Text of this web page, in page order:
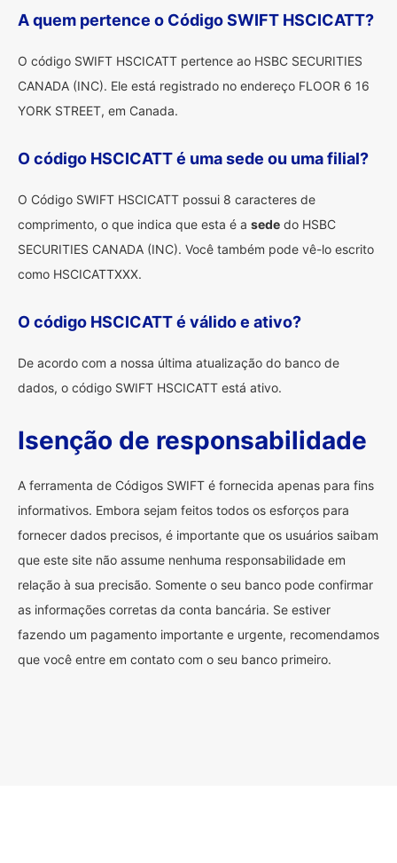
A quem pertence o Código SWIFT HSCICATT?
O código SWIFT HSCICATT pertence ao HSBC SECURITIES
CANADA (INC). Ele está registrado no endereço FLOOR 6 16
YORK STREET, em Canada.
O código HSCICATT é uma sede ou uma filial?
O Código SWIFT HSCICATT possui 8 caracteres de
comprimento, o que indica que esta é a sede do HSBC
SECURITIES CANADA (INC). Você também pode vê-lo escrito
como HSCICATTXXX.
O código HSCICATT é válido e ativo?
De acordo com a nossa última atualização do banco de
dados, o código SWIFT HSCICATT está ativo.
Isenção de responsabilidade
A ferramenta de Códigos SWIFT é fornecida apenas para fins
informativos. Embora sejam feitos todos os esforços para
fornecer dados precisos, é importante que os usuários saibam
que este site não assume nenhuma responsabilidade em
relação à sua precisão. Somente o seu banco pode confirmar
as informações corretas da conta bancária. Se estiver
fazendo um pagamento importante e urgente, recomendamos
que você entre em contato com o seu banco primeiro.